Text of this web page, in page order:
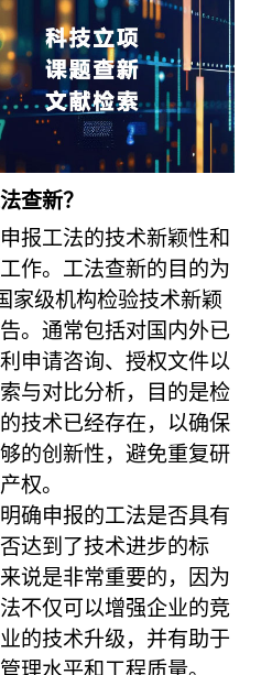
查新？
报工法的技术新颖性和
作。工法查新的目的为
家级机构检验技术新颖
。通常包括对国内外已
申请咨询、授权文件以
与对比分析，目的是检
技术已经存在，以确保
的创新性，避免重复研
权。
确申报的工法是否具有
达到了技术进步的标
说是非常重要的，因为
不仅可以增强企业的竞
的技术升级，并有助于
理水平和工程质量。